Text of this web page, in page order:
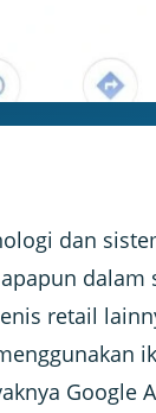
dan
dalam
retail
Google